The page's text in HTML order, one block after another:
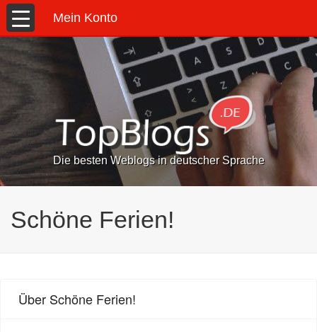
Mein Konto
Die besten Weblogs in deutscher Sprache
Schöne Ferien!
Über Schöne Ferien!